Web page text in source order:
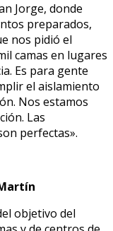
Jorge, donde
preparados,
nos pidió el
camas en lugares
Es para gente
el aislamiento
Nos estamos
Las
perfectas».
objetivo del